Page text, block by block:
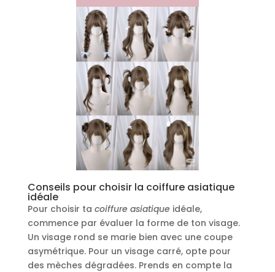
Conseils pour choisir la coiffure asiatique
idéale
Pour choisir ta coiffure asiatique idéale,
commence par évaluer la forme de ton visage.
Un visage rond se marie bien avec une coupe
asymétrique. Pour un visage carré, opte pour
des mèches dégradées. Prends en compte la